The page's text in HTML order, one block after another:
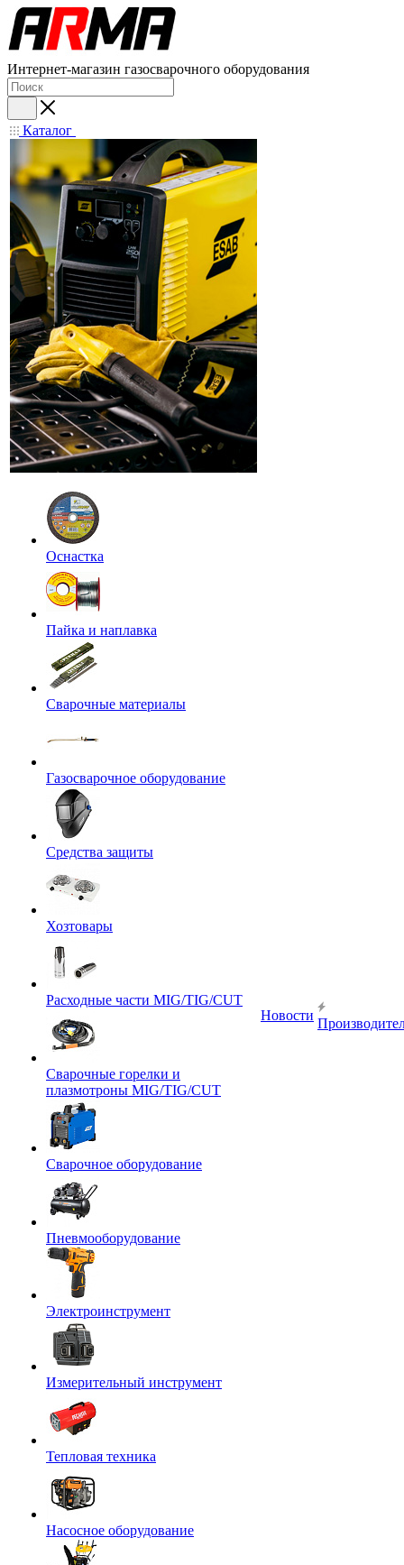
Интернет-магазин газосварочного оборудования
Каталог
Оснастка
Пайка и наплавка
Сварочные материалы
Газосварочное оборудование
Средства защиты
Хозтовары
Расходные части MIG/TIG/CUT
Сварочные горелки и
плазмотроны MIG/TIG/CUT
Сварочное оборудование
Пневмооборудование
Электроинструмент
Измерительный инструмент
Тепловая техника
Насосное оборудование
Новости